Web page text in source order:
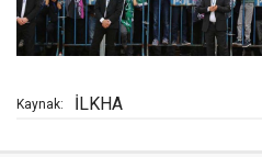
Kaynak: İLKHA